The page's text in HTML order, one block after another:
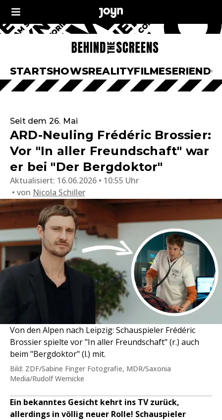
STARTSHOWSREALITYFILMESERIEN
Seit dem 26. Mai
ARD-Neuling Frédéric Brossier:
Vor "In aller Freundschaft" war
er bei "Der Bergdoktor"
Aktualisiert: 16.06.2026 • 10:55 Uhr
von Nicola Schiller
Von den Alpen nach Leipzig: Schauspieler Frédéric
Brossier spielte vor "In aller Freundschaft" (r.) auch
beim "Bergdoktor" (l.) mit.
Bild: ZDF/Sabine Finger Fotografie, MDR/Saxonia
Media/Rudolf Wernicke
Ein bekanntes Gesicht kehrt ins TV zurück,
allerdings in völlig neuer Rolle! Schauspieler